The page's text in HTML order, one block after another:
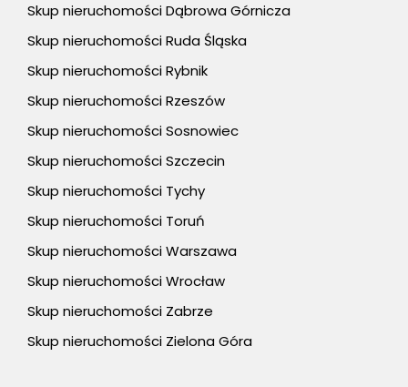
Skup nieruchomości Dąbrowa Górnicza
Skup nieruchomości Ruda Śląska
Skup nieruchomości Rybnik
Skup nieruchomości Rzeszów
Skup nieruchomości Sosnowiec
Skup nieruchomości Szczecin
Skup nieruchomości Tychy
Skup nieruchomości Toruń
Skup nieruchomości Warszawa
Skup nieruchomości Wrocław
Skup nieruchomości Zabrze
Skup nieruchomości Zielona Góra